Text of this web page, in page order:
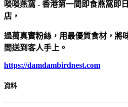
啖啖燕窩 - 香港第一間即食燕窩即
店，
過萬真實粉絲，用最優質食材，將
間送到客人手上。
https://damdambirdnest.com​
資料